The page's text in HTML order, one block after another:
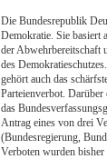
Die Bundesrepublik
Demokratie. Sie basiert
der Abwehrbereitschaft
des
gehört auch das
Parteienverbot. Darüber
das
Antrag eines von drei
(Bundesregierung,
Verboten wurden